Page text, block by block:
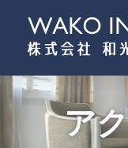
ア